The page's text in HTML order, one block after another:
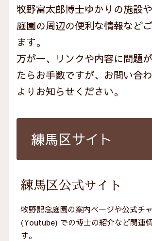
牧野富太郎博士ゆかりの施設
庭園の周辺の便利な情報など
ます。
万が一、リンクや内容に問題
たらお手数ですが、お問い合
よりお知らせください。
練馬区サイト
練馬区公式サイト
牧野記念庭園の案内ページや公式チ
(Youtube) での博士の紹介など関連
す。